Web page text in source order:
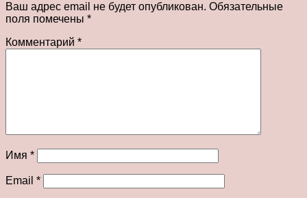
Ваш адрес email не будет опубликован. Обязательные
поля помечены *
Комментарий *
Имя *
Email *